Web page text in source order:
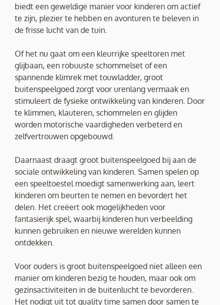
biedt een geweldige manier voor kinderen om actief
te zijn, plezier te hebben en avonturen te beleven in
de frisse lucht van de tuin.
Of het nu gaat om een kleurrijke speeltoren met
glijbaan, een robuuste schommelset of een
spannende klimrek met touwladder, groot
buitenspeelgoed zorgt voor urenlang vermaak en
stimuleert de fysieke ontwikkeling van kinderen. Door
te klimmen, klauteren, schommelen en glijden
worden motorische vaardigheden verbeterd en
zelfvertrouwen opgebouwd.
Daarnaast draagt groot buitenspeelgoed bij aan de
sociale ontwikkeling van kinderen. Samen spelen op
een speeltoestel moedigt samenwerking aan, leert
kinderen om beurten te nemen en bevordert het
delen. Het creëert ook mogelijkheden voor
fantasierijk spel, waarbij kinderen hun verbeelding
kunnen gebruiken en nieuwe werelden kunnen
ontdekken.
Voor ouders is groot buitenspeelgoed niet alleen een
manier om kinderen bezig te houden, maar ook om
gezinsactiviteiten in de buitenlucht te bevorderen.
Het nodigt uit tot quality time samen door samen te